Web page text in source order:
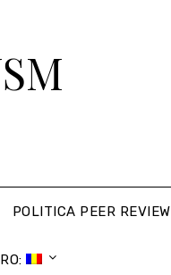
POLITICA PEER REVIEW
RO: